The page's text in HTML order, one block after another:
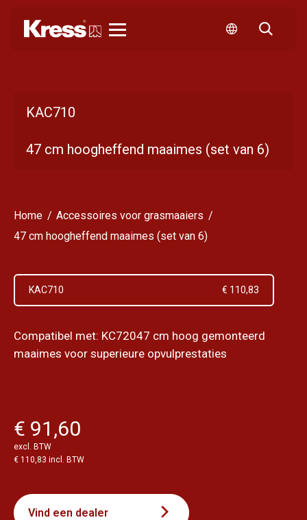
KAC710
47 cm hoogheffend maaimes (set van 6)
Home
Accessoires voor grasmaaiers
47 cm hoogheffend maaimes (set van 6)
KAC710 € 110,83
Compatibel met: KC72047 cm hoog gemonteerd
maaimes voor superieure opvulprestaties
€ 91,60
excl. BTW
€ 110,83 incl. BTW
Vind een dealer